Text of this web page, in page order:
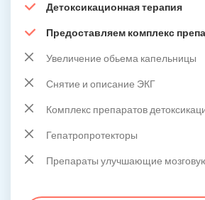
Детоксикационная терапия
Предоставляем комплекс
Увеличение обьема капельницы
Снятие и описание ЭКГ
Комплекс препаратов
Гепатропротекторы
Препараты улучшающие